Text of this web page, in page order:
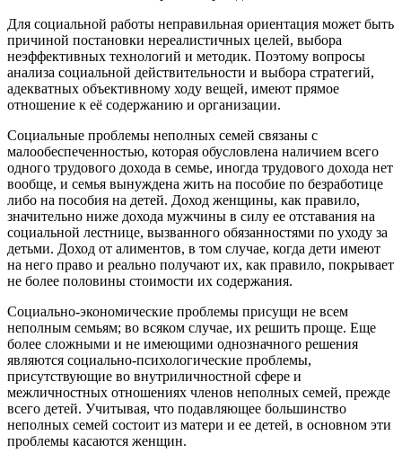
Для социальной работы неправильная ориентация может быть
причиной постановки нереалистичных целей, выбора
неэффективных технологий и методик. Поэтому вопросы
анализа социальной действительности и выбора стратегий,
адекватных объективному ходу вещей, имеют прямое
отношение к её содержанию и организации.
Социальные проблемы неполных семей связаны с
малообеспеченностью, которая обусловлена наличием всего
одного трудового дохода в семье, иногда трудового дохода нет
вообще, и семья вынуждена жить на пособие по безработице
либо на пособия на детей. Доход женщины, как правило,
значительно ниже дохода мужчины в силу ее отставания на
социальной лестнице, вызванного обязанностями по уходу за
детьми. Доход от алиментов, в том случае, когда дети имеют
на него право и реально получают их, как правило, покрывает
не более половины стоимости их содержания.
Социально-экономические проблемы присущи не всем
неполным семьям; во всяком случае, их решить проще. Еще
более сложными и не имеющими однозначного решения
являются социально-психологические проблемы,
присутствующие во внутриличностной сфере и
межличностных отношениях членов неполных семей, прежде
всего детей. Учитывая, что подавляющее большинство
неполных семей состоит из матери и ее детей, в основном эти
проблемы касаются женщин.